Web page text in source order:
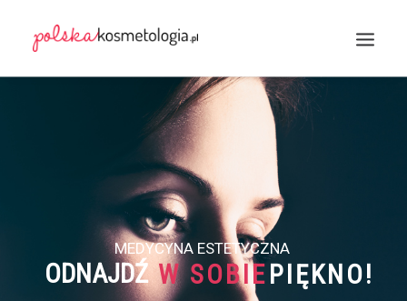
Wyszukiwanie
MEDYCYNA ESTETYCZNA
ODNAJDŹ W SOBIE PIĘKNO!